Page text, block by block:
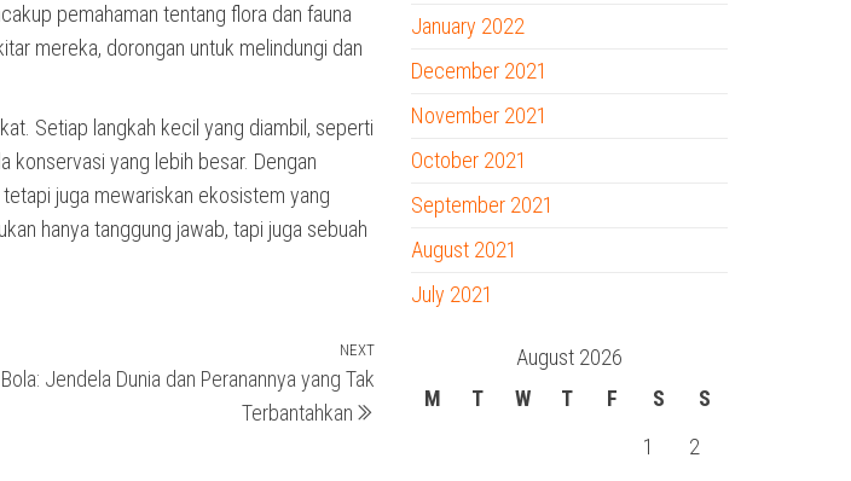
pemahaman tentang flora dan fauna
mereka, dorongan untuk melindungi dan
Setiap langkah kecil yang diambil, seperti
konservasi yang lebih besar. Dengan
juga mewariskan ekosistem yang
hanya tanggung jawab, tapi juga sebuah
Next
Post
NEXT
Jendela Dunia dan Peranannya yang Tak
Terbantahkan
January 2022
December 2021
November 2021
October 2021
September 2021
August 2021
July 2021
August 2026
M
T W T F S
S
1
2